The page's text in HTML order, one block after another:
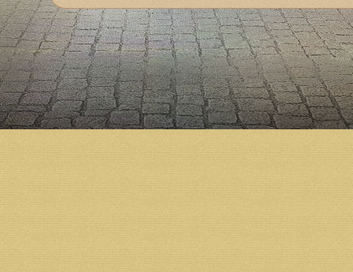
Концепция центрального иконостаса верхнего
рассказал архитектор собора Дмитрий
притворной части, разработано большое
«Создан проект светильников для верхнего
инвентарные металлические леса для росписи
По словам архитектора, перед Новым годом
экстренных случаев, для тушения возгораний,